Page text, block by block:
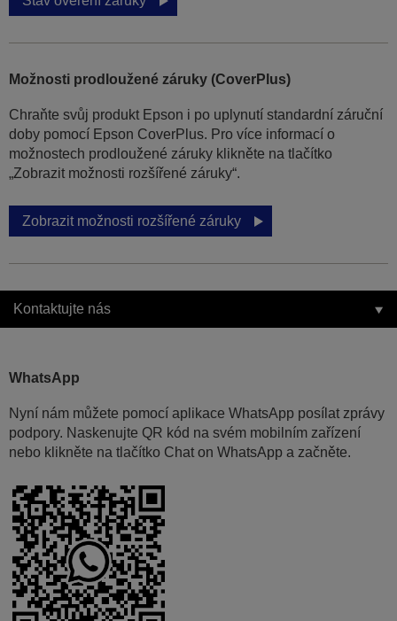
Možnosti prodloužené záruky (CoverPlus)
Chraňte svůj produkt Epson i po uplynutí standardní záruční
doby pomocí Epson CoverPlus. Pro více informací o
možnostech prodloužené záruky klikněte na tlačítko
„Zobrazit možnosti rozšířené záruky“.
Zobrazit možnosti rozšířené záruky
Kontaktujte nás
WhatsApp
Nyní nám můžete pomocí aplikace WhatsApp posílat zprávy
podpory. Naskenujte QR kód na svém mobilním zařízení
nebo klikněte na tlačítko Chat on WhatsApp a začněte.